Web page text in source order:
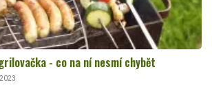
- co na ní nesmí chybět